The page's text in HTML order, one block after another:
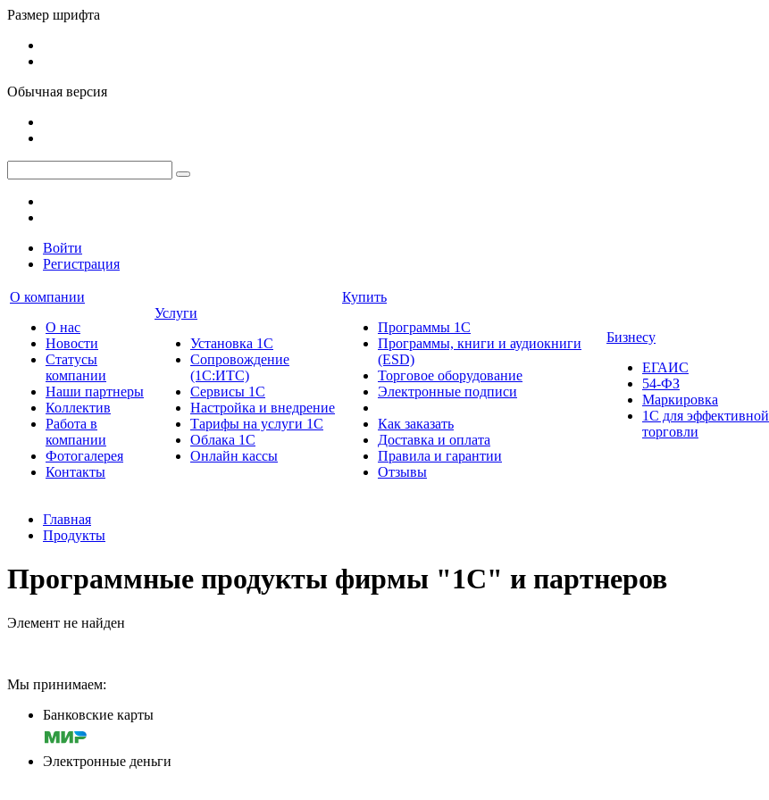
Размер шрифта
Обычная версия
Войти
Регистрация
О компании
О нас
Новости
Cтатусы
компании
Наши партнеры
Коллектив
Работа в
компании
Фотогалерея
Контакты
Услуги
Установка 1С
Сопровождение
(1С:ИТС)
Сервисы 1С
Настройка и внедрение
Тарифы на услуги 1С
Облака 1С
Онлайн кассы
Купить
Программы 1С
Программы, книги и аудиокниги
(ESD)
Торговое оборудование
Электронные подписи
Как заказать
Доставка и оплата
Правила и гарантии
Отзывы
Бизнесу
ЕГАИС
54-ФЗ
Маркировка
1С для эффективной
торговли
Главная
Продукты
Программные продукты фирмы "1С" и партнеров
Элемент не найден
Мы принимаем:
Банковские карты
Электронные деньги